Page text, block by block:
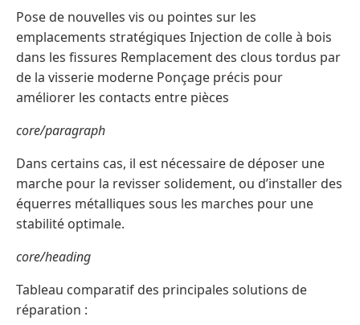
Pose de nouvelles vis ou pointes sur les
emplacements stratégiques Injection de colle à bois
dans les fissures Remplacement des clous tordus par
de la visserie moderne Ponçage précis pour
améliorer les contacts entre pièces
core/paragraph
Dans certains cas, il est nécessaire de déposer une
marche pour la revisser solidement, ou d’installer des
équerres métalliques sous les marches pour une
stabilité optimale.
core/heading
Tableau comparatif des principales solutions de
réparation :